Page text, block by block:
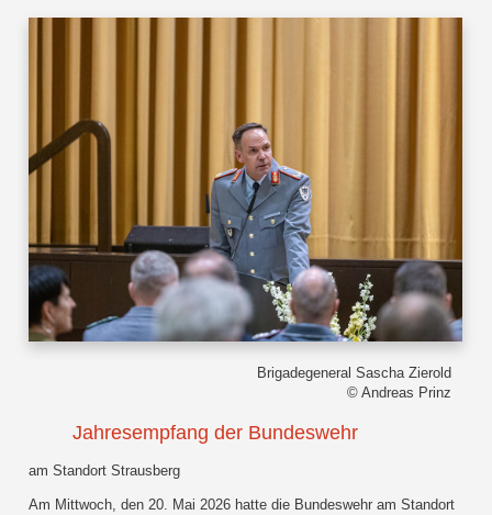
Brigadegeneral Sascha Zierold
© Andreas Prinz
Jahresempfang der Bundeswehr
am Standort Strausberg
Am Mittwoch, den 20. Mai 2026 hatte die Bundeswehr am Standort